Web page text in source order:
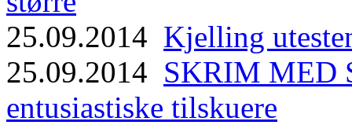
25.09.2014 Kjelling
25.09.2014 SKRIM MED
entusiastiske tilskuere